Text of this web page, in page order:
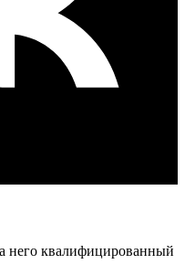
него квалифицированный